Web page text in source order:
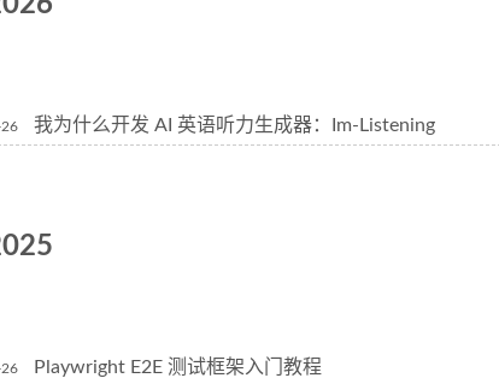
我为什么开发 AI 英语听力生成器：Im-Listening
Playwright E2E 测试框架入门教程